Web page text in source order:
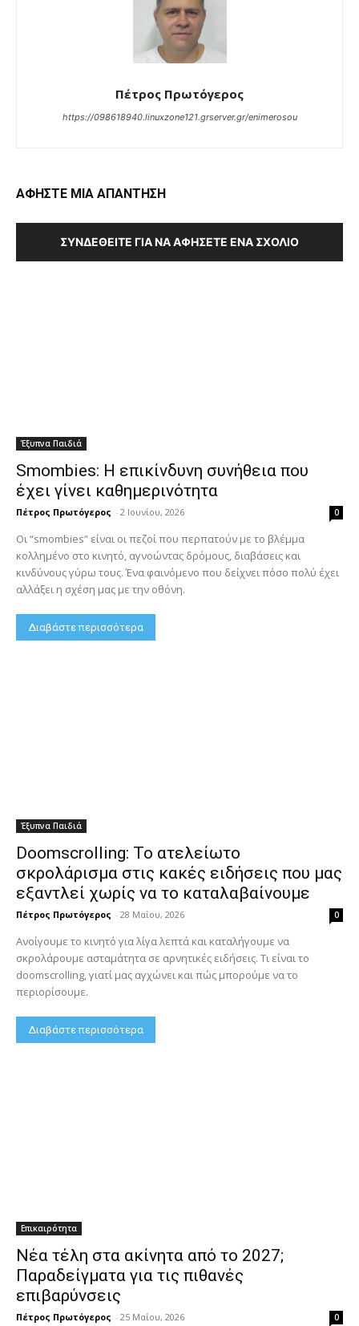
Πέτρος Πρωτόγερος
https://098618940.linuxzone121.grserver.gr/enimerosou
ΑΦΗΣΤΕ ΜΙΑ ΑΠΑΝΤΗΣΗ
ΣΥΝΔΕΘΕΊΤΕ ΓΙΑ ΝΑ ΑΦΉΣΕΤΕ ΈΝΑ ΣΧΌΛΙΟ
Έξυπνα Παιδιά
Smombies: Η επικίνδυνη συνήθεια που
έχει γίνει καθημερινότητα
Πέτρος Πρωτόγερος - 2 Ιουνίου, 2026 0
Οι “smombies” είναι οι πεζοί που περπατούν με το βλέμμα
κολλημένο στο κινητό, αγνοώντας δρόμους, διαβάσεις και
κινδύνους γύρω τους. Ένα φαινόμενο που δείχνει πόσο πολύ έχει
αλλάξει η σχέση μας με την οθόνη.
Διαβάστε περισσότερα
Έξυπνα Παιδιά
Doomscrolling: Το ατελείωτο
σκρολάρισμα στις κακές ειδήσεις που μας
εξαντλεί χωρίς να το καταλαβαίνουμε
Πέτρος Πρωτόγερος - 28 Μαΐου, 2026 0
Ανοίγουμε το κινητό για λίγα λεπτά και καταλήγουμε να
σκρολάρουμε ασταμάτητα σε αρνητικές ειδήσεις. Τι είναι το
doomscrolling, γιατί μας αγχώνει και πώς μπορούμε να το
περιορίσουμε.
Διαβάστε περισσότερα
Επικαιρότητα
Νέα τέλη στα ακίνητα από το 2027;
Παραδείγματα για τις πιθανές
επιβαρύνσεις
Πέτρος Πρωτόγερος - 25 Μαΐου, 2026 0